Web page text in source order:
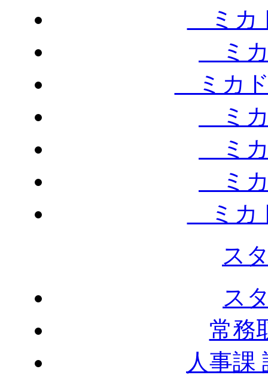
ミカ
ミカ
ミカド
ミカ
ミカ
ミカ
ミカ
ス
ス
常務
人事課